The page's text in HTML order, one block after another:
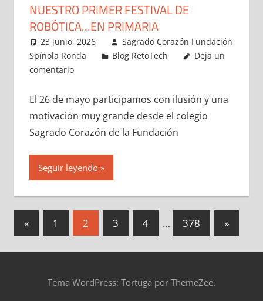
NUESTRO PRIMER FESTIVAL DE
ROBÓTICA…EN PRIMARIA
23 junio, 2026
Sagrado Corazón Fundación
Spínola Ronda
Blog RetoTech
Deja un
comentario
El 26 de mayo participamos con ilusión y una
motivación muy grande desde el colegio
Sagrado Corazón de la Fundación
Seguir leyendo
Paginación
«Entradas
anteriores
1 2 3 4 … 378
Entradas
»
Tema WordPress: Tortuga por ThemeZee.